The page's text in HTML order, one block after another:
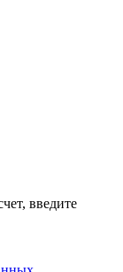
введите